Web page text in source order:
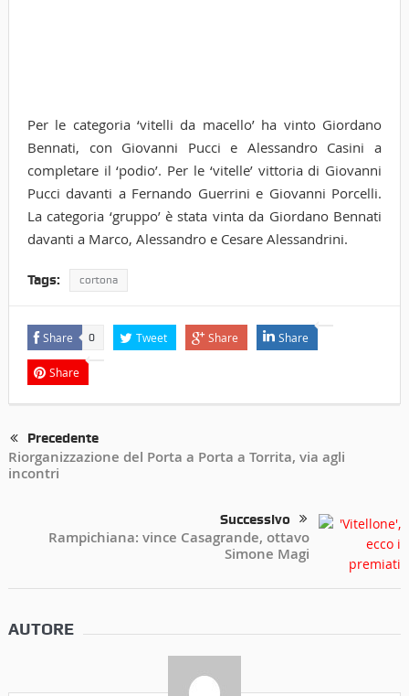
Per le categoria ‘vitelli da macello’ ha vinto Giordano
Bennati, con Giovanni Pucci e Alessandro Casini a
completare il ‘podio’. Per le ‘vitelle’ vittoria di Giovanni
Pucci davanti a Fernando Guerrini e Giovanni Porcelli.
La categoria ‘gruppo’ è stata vinta da Giordano Bennati
davanti a Marco, Alessandro e Cesare Alessandrini.
Tags: cortona
Share 0 Tweet Share Share
Share
Precedente
Riorganizzazione del Porta a Porta a Torrita, via agli
incontri
Successivo
Rampichiana: vince Casagrande, ottavo
Simone Magi
AUTORE